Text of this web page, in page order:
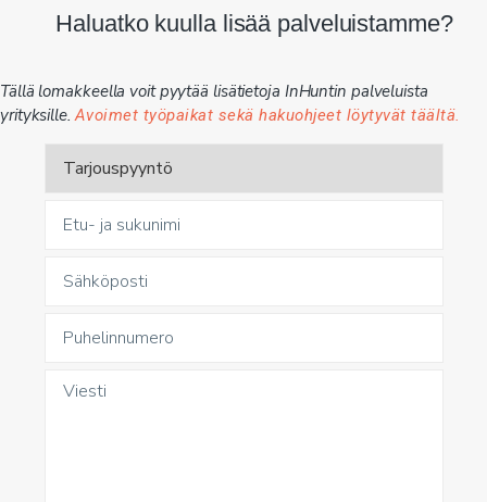
Haluatko kuulla lisää palveluistamme?
Tällä lomakkeella voit pyytää lisätietoja InHuntin palveluista
yrityksille.Avoimet työpaikat sekä hakuohjeet löytyvät täältä.